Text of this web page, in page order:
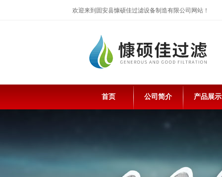
欢迎来到固安县慷硕佳过滤设备制造有限公司网站！
首页 公司简介 产品展示